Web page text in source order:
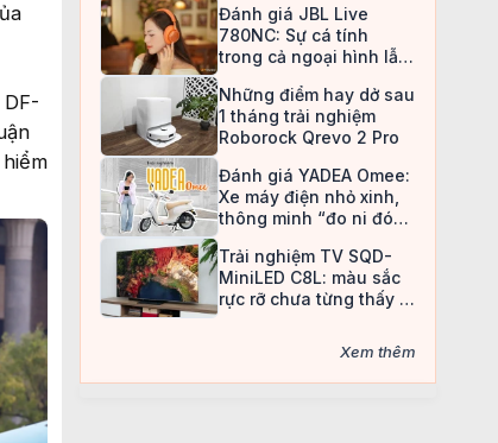
an toàn
Đánh giá JBL Live
780NC: Sự cá tính
trong cả ngoại hình lẫn
Những điểm hay dở sau
1 tháng trải nghiệm
Roborock Qrevo 2 Pro
Đánh giá YADEA Omee:
Xe máy điện nhỏ xinh,
thông minh “đo ni đóng
Trải nghiệm TV SQD-
MiniLED C8L: màu sắc
rực rỡ chưa từng thấy ở
Xem thêm